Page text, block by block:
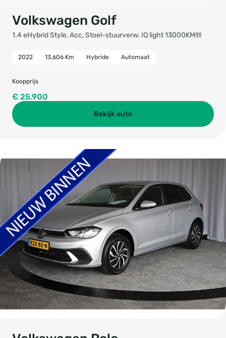
Volkswagen Golf
1.4 eHybrid Style, Acc, Stoel-stuurverw. IQ light 13000KM!!!!
2022 13.606 Km Hybride Automaat
Koopprijs
€ 25.900
Bekijk auto